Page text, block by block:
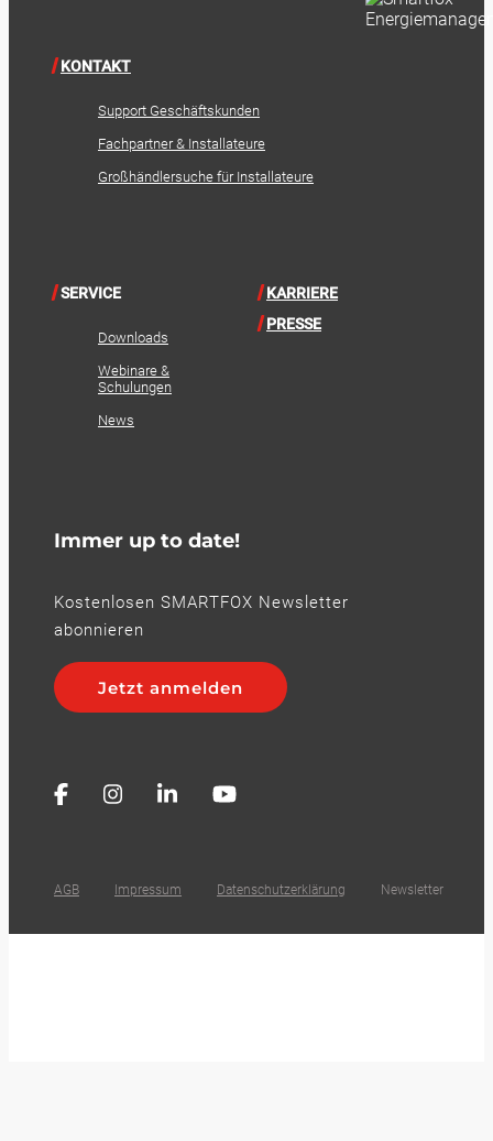
KONTAKT
Support Geschäftskunden
Fachpartner & Installateure
Großhändlersuche für Installateure
SERVICE
Downloads
Webinare &
Schulungen
News
KARRIERE
PRESSE
Immer up to date!
Kostenlosen SMARTFOX Newsletter
abonnieren
Jetzt anmelden
AGB Impressum Datenschutzerklärung Newsletter